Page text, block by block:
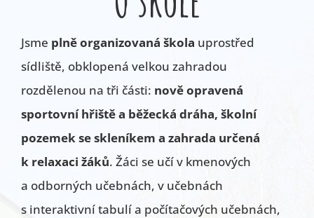
Jsme plně organizovaná škola uprostřed
sídliště, obklopená velkou zahradou
rozdělenou na tři části: nově opravená
sportovní hřiště a běžecká dráha, školní
pozemek se skleníkem a zahrada určená
k relaxaci žáků. Žáci se učí v kmenových
a odborných učebnách, v učebnách
s interaktivní tabulí a počítačových učebnách,